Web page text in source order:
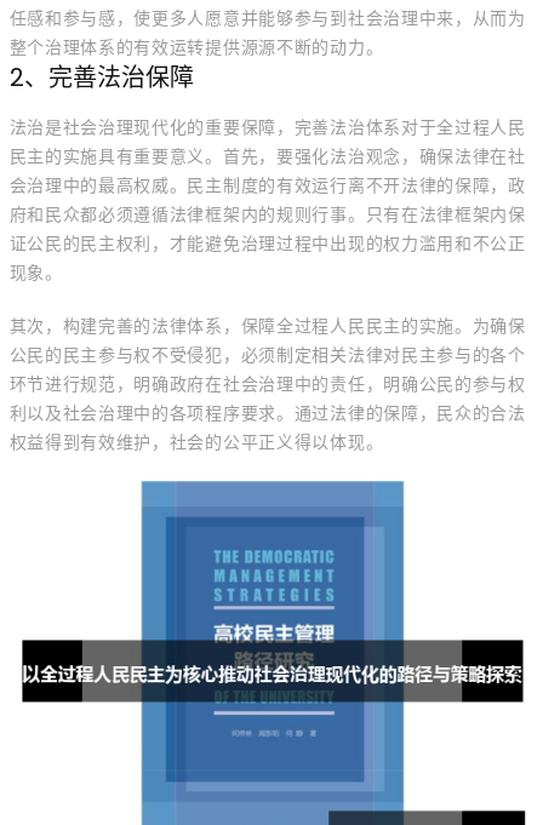
任感和参与感，使更多人愿意并能够参与到社会治理中来，从而为
整个治理体系的有效运转提供源源不断的动力。
2、完善法治保障
法治是社会治理现代化的重要保障，完善法治体系对于全过程人民
民主的实施具有重要意义。首先，要强化法治观念，确保法律在社
会治理中的最高权威。民主制度的有效运行离不开法律的保障，政
府和民众都必须遵循法律框架内的规则行事。只有在法律框架内保
证公民的民主权利，才能避免治理过程中出现的权力滥用和不公正
现象。
其次，构建完善的法律体系，保障全过程人民民主的实施。为确保
公民的民主参与权不受侵犯，必须制定相关法律对民主参与的各个
环节进行规范，明确政府在社会治理中的责任，明确公民的参与权
利以及社会治理中的各项程序要求。通过法律的保障，民众的合法
权益得到有效维护，社会的公平正义得以体现。